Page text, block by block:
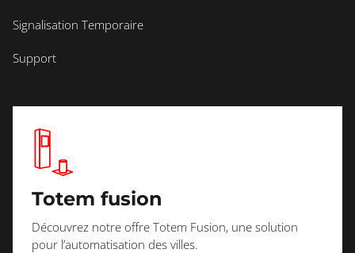
Signalisation Temporaire
Support
Totem fusion
Découvrez notre offre Totem Fusion, une solution
pour l’automatisation des villes.